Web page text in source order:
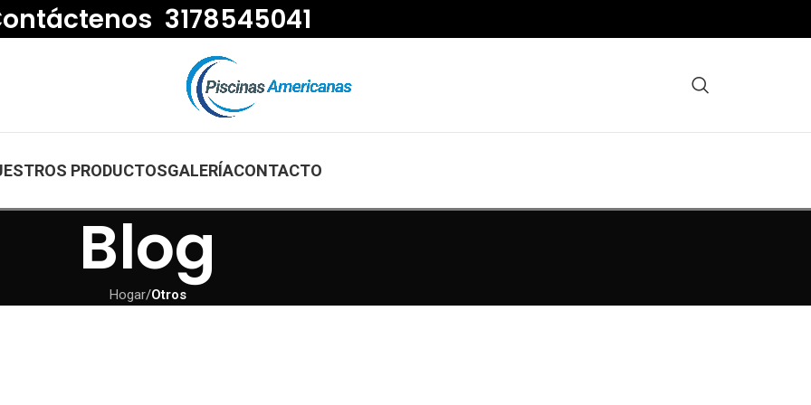
3178545041
PRODUCTOSGALERÍACONTACTO
Blog
Hogar/Otros